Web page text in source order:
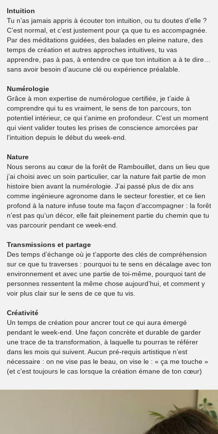
Intuition
Tu n’as jamais appris à écouter ton intuition, ou tu doutes d’elle ?
C’est normal, et c’est justement pour ça que tu es accompagnée.
Par des méditations guidées, des balades en pleine nature, des
temps de création et autres approches intuitives, tu vas
apprendre, pas à pas, à entendre ce que ton intuition a à te dire…
sans avoir besoin d’aucune clé ou expérience préalable.
Numérologie
Grâce à mon expertise de numérologue certifiée, je t’aide à
comprendre qui tu es vraiment, le sens de ton parcours, ton
potentiel intérieur, ce qui t’anime en profondeur. C’est un moment
qui vient valider toutes les prises de conscience amorcées par
l’intuition depuis le début du week-end.
Nature
Nous serons au cœur de la forêt de Rambouillet, dans un lieu que
j’ai choisi avec un soin particulier, car la nature fait partie de mon
histoire bien avant la numérologie. J’ai passé plus de dix ans
comme ingénieure agronome dans le secteur forestier, et ce lien
profond à la nature infuse toute ma façon d’accompagner : la forêt
n’est pas qu’un décor, elle fait pleinement partie du chemin que tu
vas parcourir pendant ce week-end.
Transmissions et partage
Des temps d’échange où je t’apporte des clés de compréhension
sur ce que tu traverses : pourquoi tu te sens en décalage avec ton
environnement et avec une partie de toi-même, pourquoi tant de
personnes ressentent la même chose aujourd’hui, et comment y
voir plus clair sur le sens de ce que tu vis.
Créativité
Un temps de création pour ancrer tout ce qui aura émergé
pendant le week-end. Une façon concrète et durable de garder
une trace de ta transformation, à laquelle tu pourras te référer
dans les mois qui suivent. Aucun pré-requis artistique n’est
nécessaire : on ne vise pas le beau, on vise le : « ça me touche »
(et c’est toujours le cas lorsque la création émane de ton cœur)